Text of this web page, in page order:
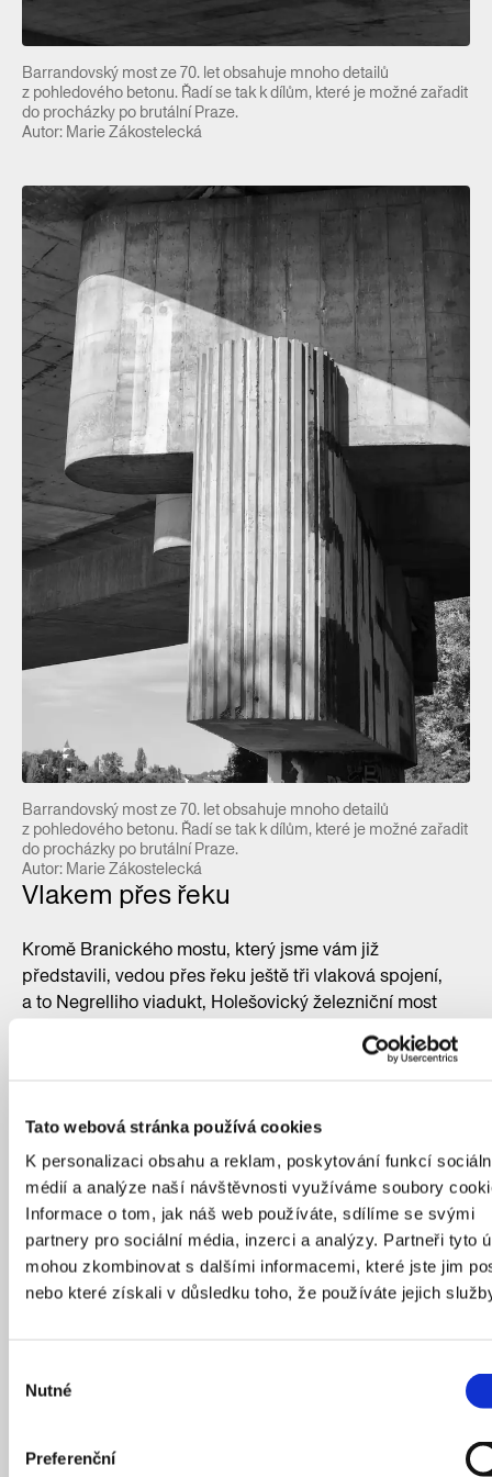
Tato webová stránka používá cookies
K personalizaci obsahu a reklam, poskytování funkcí
médií a analýze naší návštěvnosti využíváme soubory
Informace o tom, jak náš web používáte, sdílíme se svými
partnery pro sociální média, inzerci a analýzy. Partneři tyto
mohou zkombinovat s dalšími informacemi, které jste jim
nebo které získali v důsledku toho, že používáte jejich
souhlasu
Nutné
Preferenční
Barrandovský most ze 70. let obsahuje mnoho detailů
z pohledového betonu. Řadí se tak k dílům, které je možné zařadit
do procházky po brutální Praze.
Autor: Marie Zákostelecká
Barrandovský most ze 70. let obsahuje mnoho detailů
z pohledového betonu. Řadí se tak k dílům, které je možné zařadit
do procházky po brutální Praze.
Autor: Marie Zákostelecká
Vlakem přes řeku
Kromě Branického mostu, který jsme vám již
představili, vedou přes řeku ještě tři vlaková spojení,
a to Negrelliho viadukt, Holešovický železniční most
nachází až dále po toku řeky, proto si je necháme až do
Vyšehradský železniční most
Železniční most nesoucí někdy přídomek Vyšehradský
nebo na Výtoni stojí na svém místě od roku 1901. I před
začátkem minulého století jste však v těchto místech
třech desítkách let už nevyhovovala novým technickým
stavbou, kterou známe dnes. I když se výměna mostu